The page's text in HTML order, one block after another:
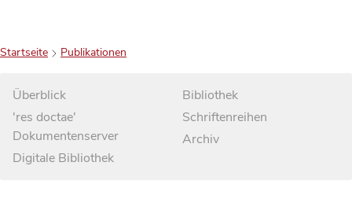
Startseite Publikationen
Überblick
'res doctae'
Dokumentenserver
Digitale Bibliothek
Bibliothek
Schriftenreihen
Archiv